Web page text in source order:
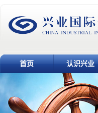
首页 认识兴业